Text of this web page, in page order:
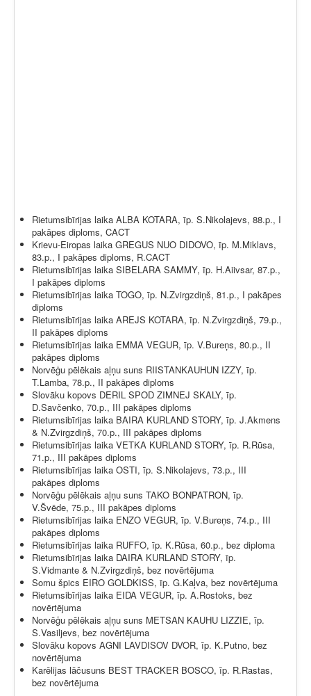
Rietumsibīrijas laika ALBA KOTARA, īp. S.Nikolajevs, 88.p., I
pakāpes diploms, CACT
Krievu-Eiropas laika GREGUS NUO DIDOVO, īp. M.Miklavs,
83.p., I pakāpes diploms, R.CACT
Rietumsibīrijas laika SIBELARA SAMMY, īp. H.Aiivsar, 87.p.,
I pakāpes diploms
Rietumsibīrijas laika TOGO, īp. N.Zvirgzdiņš, 81.p., I pakāpes
diploms
Rietumsibīrijas laika AREJS KOTARA, īp. N.Zvirgzdiņš, 79.p.,
II pakāpes diploms
Rietumsibīrijas laika EMMA VEGUR, īp. V.Bureņs, 80.p., II
pakāpes diploms
Norvēģu pēlēkais aļņu suns RIISTANKAUHUN IZZY, īp.
T.Lamba, 78.p., II pakāpes diploms
Slovāku kopovs DERIL SPOD ZIMNEJ SKALY, īp.
D.Savčenko, 70.p., III pakāpes diploms
Rietumsibīrijas laika BAIRA KURLAND STORY, īp. J.Akmens
& N.Zvirgzdiņš, 70.p., III pakāpes diploms
Rietumsibīrijas laika VETKA KURLAND STORY, īp. R.Rūsa,
71.p., III pakāpes diploms
Rietumsibīrijas laika OSTI, īp. S.Nikolajevs, 73.p., III
pakāpes diploms
Norvēģu pēlēkais aļņu suns TAKO BONPATRON, īp.
V.Švēde, 75.p., III pakāpes diploms
Rietumsibīrijas laika ENZO VEGUR, īp. V.Bureņs, 74.p., III
pakāpes diploms
Rietumsibīrijas laika RUFFO, īp. K.Rūsa, 60.p., bez diploma
Rietumsibīrijas laika DAIRA KURLAND STORY, īp.
S.Vidmante & N.Zvirgzdiņš, bez novērtējuma
Somu špics EIRO GOLDKISS, īp. G.Kaļva, bez novērtējuma
Rietumsibīrijas laika EIDA VEGUR, īp. A.Rostoks, bez
novērtējuma
Norvēģu pēlēkais aļņu suns METSAN KAUHU LIZZIE, īp.
S.Vasiljevs, bez novērtējuma
Slovāku kopovs AGNI LAVDISOV DVOR, īp. K.Putno, bez
novērtējuma
Karēlijas lāčusuns BEST TRACKER BOSCO, īp. R.Rastas,
bez novērtējuma